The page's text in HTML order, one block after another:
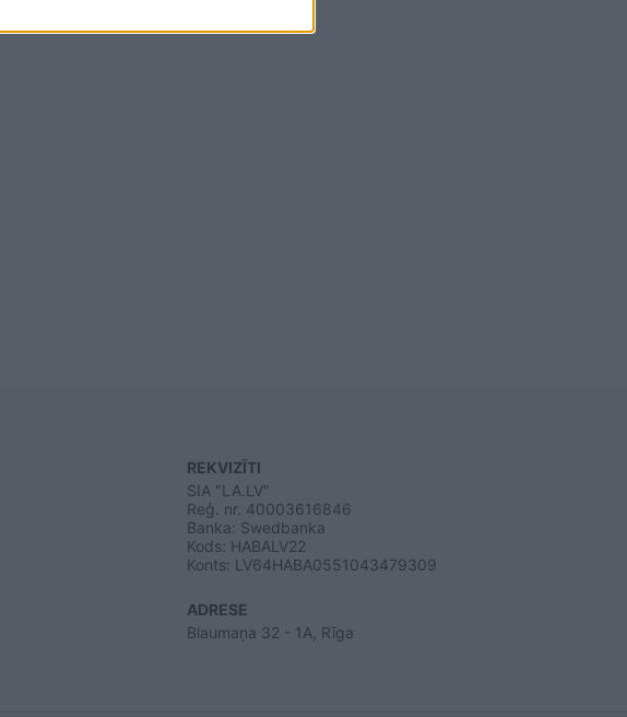
REKVIZĪTI
SIA "LA.LV"
Reģ. nr. 40003616846
Banka: Swedbanka
Kods: HABALV22
Konts: LV64HABA0551043479309
ADRESE
Blaumaņa 32 - 1A, Rīga